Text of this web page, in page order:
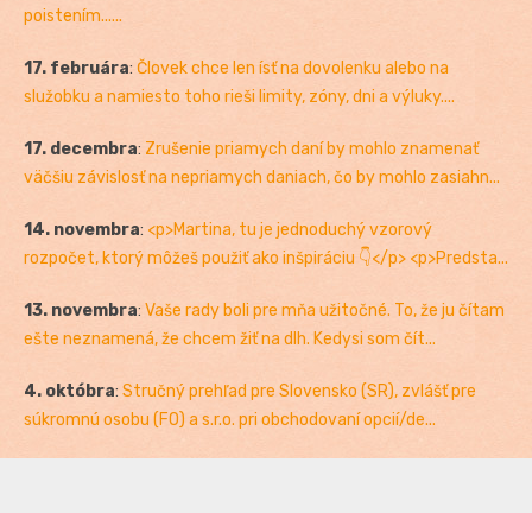
poistením......
17. februára: Človek chce len ísť na dovolenku alebo na
služobku a namiesto toho rieši limity, zóny, dni a výluky....
17. decembra: Zrušenie priamych daní by mohlo znamenať
väčšiu závislosť na nepriamych daniach, čo by mohlo zasiahn...
14. novembra: <p>Martina, tu je jednoduchý vzorový
rozpočet, ktorý môžeš použiť ako inšpiráciu 👇</p> <p>Predsta...
13. novembra: Vaše rady boli pre mňa užitočné. To, že ju čítam
ešte neznamená, že chcem žiť na dlh. Kedysi som čít...
4. októbra: Stručný prehľad pre Slovensko (SR), zvlášť pre
súkromnú osobu (FO) a s.r.o. pri obchodovaní opcií/de...